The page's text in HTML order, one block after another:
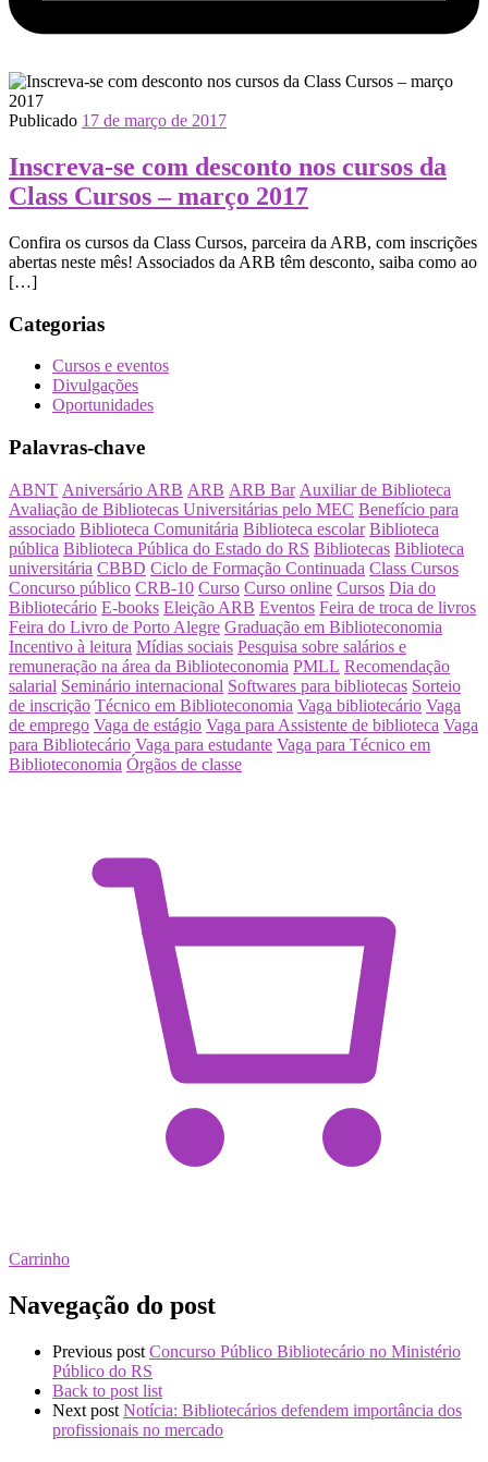
Publicado 17 de março de 2017
Inscreva-se com desconto nos cursos da
Class Cursos – março 2017
Confira os cursos da Class Cursos, parceira da ARB, com inscrições
abertas neste mês! Associados da ARB têm desconto, saiba como ao
[…]
Categorias
Cursos e eventos
Divulgações
Oportunidades
Palavras-chave
ABNT Aniversário ARB ARB ARB Bar Auxiliar de Biblioteca
Avaliação de Bibliotecas Universitárias pelo MEC Benefício para
associado Biblioteca Comunitária Biblioteca escolar Biblioteca
pública Biblioteca Pública do Estado do RS Bibliotecas Biblioteca
universitária CBBD Ciclo de Formação Continuada Class Cursos
Concurso público CRB-10 Curso Curso online Cursos Dia do
Bibliotecário E-books Eleição ARB Eventos Feira de troca de livros
Feira do Livro de Porto Alegre Graduação em Biblioteconomia
Incentivo à leitura Mídias sociais Pesquisa sobre salários e
remuneração na área da Biblioteconomia PMLL Recomendação
salarial Seminário internacional Softwares para bibliotecas Sorteio
de inscrição Técnico em Biblioteconomia Vaga bibliotecário Vaga
de emprego Vaga de estágio Vaga para Assistente de biblioteca Vaga
para Bibliotecário Vaga para estudante Vaga para Técnico em
Biblioteconomia Órgãos de classe
Carrinho
Navegação do post
Previous post Concurso Público Bibliotecário no Ministério
Público do RS
Back to post list
Next post Notícia: Bibliotecários defendem importância dos
profissionais no mercado